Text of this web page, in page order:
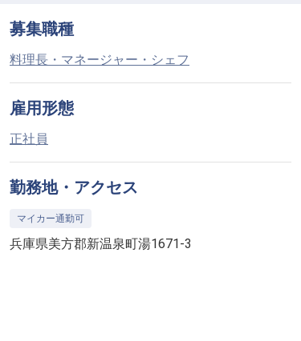
募集職種
料理長・マネージャー・シェフ
雇用形態
正社員
勤務地・アクセス
マイカー通勤可
兵庫県美方郡新温泉町湯1671-3